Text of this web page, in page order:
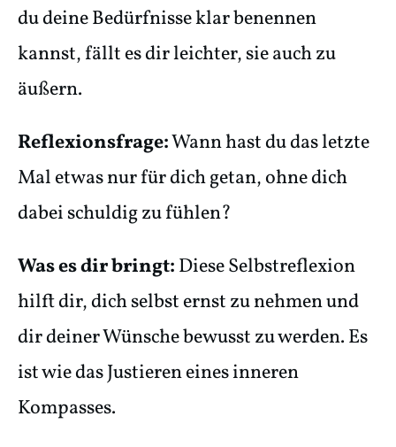
du deine Bedürfnisse klar benennen
kannst, fällt es dir leichter, sie auch zu
äußern.
Reflexionsfrage:Wann hast du das letzte
Mal etwas nur für dich getan, ohne dich
dabei schuldig zu fühlen?
Was es dir bringt:Diese Selbstreflexion
hilft dir, dich selbst ernst zu nehmen und
dir deiner Wünsche bewusst zu werden. Es
ist wie das Justieren eines inneren
Kompasses.